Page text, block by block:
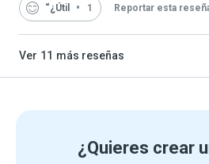
“¿Útil 1 Reportar esta
Ver 11 más reseñas
¿Quieres crear